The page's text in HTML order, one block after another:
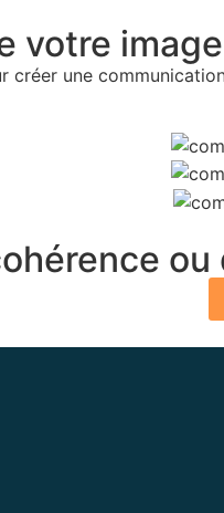
votre image
une